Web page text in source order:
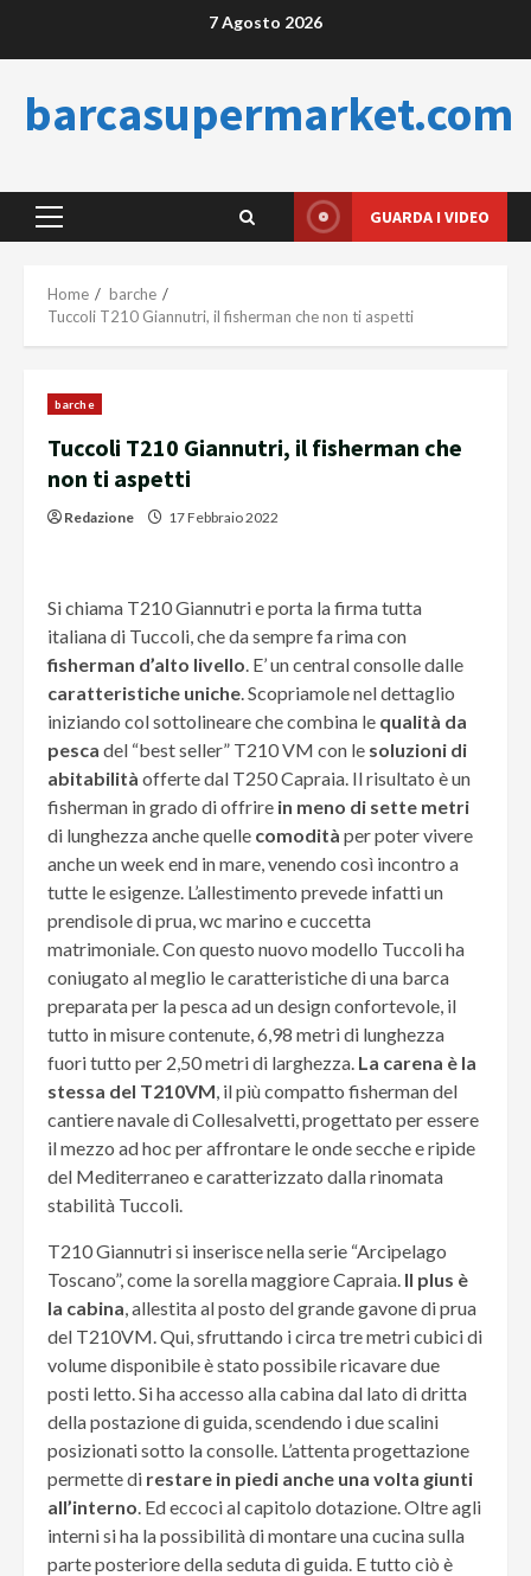
7 Agosto 2026
barcasupermarket.com
Primary
GUARDA I VIDEO
Home
barche
Tuccoli T210 Giannutri, il fisherman che non ti aspetti
barche
Tuccoli T210 Giannutri, il fisherman che
non ti aspetti
Redazione 17 Febbraio 2022
Si chiama T210 Giannutri e porta la firma tutta
italiana di Tuccoli, che da sempre fa rima con
fisherman d’alto livello. E’ un central consolle dalle
caratteristiche uniche. Scopriamole nel dettaglio
iniziando col sottolineare che combina le qualità da
pesca del “best seller” T210 VM con le soluzioni di
abitabilità offerte dal T250 Capraia. Il risultato è un
fisherman in grado di offrire in meno di sette metri
di lunghezza anche quelle comodità per poter vivere
anche un week end in mare, venendo così incontro a
tutte le esigenze. L’allestimento prevede infatti un
prendisole di prua, wc marino e cuccetta
matrimoniale. Con questo nuovo modello Tuccoli ha
coniugato al meglio le caratteristiche di una barca
preparata per la pesca ad un design confortevole, il
tutto in misure contenute, 6,98 metri di lunghezza
fuori tutto per 2,50 metri di larghezza. La carena è la
stessa del T210VM, il più compatto fisherman del
cantiere navale di Collesalvetti, progettato per essere
il mezzo ad hoc per affrontare le onde secche e ripide
del Mediterraneo e caratterizzato dalla rinomata
stabilità Tuccoli.
T210 Giannutri si inserisce nella serie “Arcipelago
Toscano”, come la sorella maggiore Capraia. Il plus è
la cabina, allestita al posto del grande gavone di prua
del T210VM. Qui, sfruttando i circa tre metri cubici di
volume disponibile è stato possibile ricavare due
posti letto. Si ha accesso alla cabina dal lato di dritta
della postazione di guida, scendendo i due scalini
posizionati sotto la consolle. L’attenta progettazione
permette di restare in piedi anche una volta giunti
all’interno. Ed eccoci al capitolo dotazione. Oltre agli
interni si ha la possibilità di montare una cucina sulla
parte posteriore della seduta di guida. E tutto ciò è